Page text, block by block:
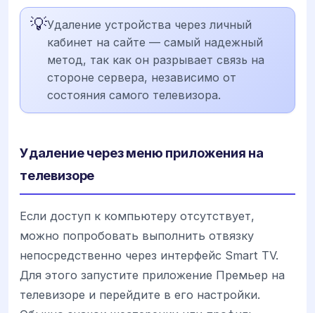
💡Удаление устройства через личный
кабинет на сайте — самый надежный
метод, так как он разрывает связь на
стороне сервера, независимо от
состояния самого телевизора.
Удаление через меню приложения на
телевизоре
Если доступ к компьютеру отсутствует,
можно попробовать выполнить отвязку
непосредственно через интерфейс Smart TV.
Для этого запустите приложение Премьер на
телевизоре и перейдите в его настройки.